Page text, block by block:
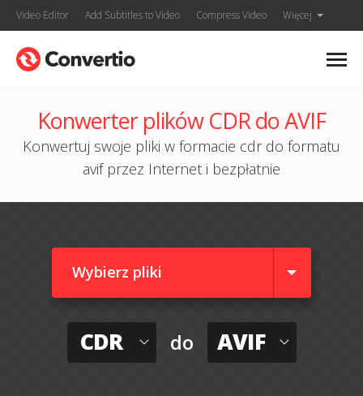
Video Editor Add Subtitles to Video Compress Video Więcej
Konwerter plików CDR do AVIF
Konwertuj swoje pliki w formacie cdr do formatu
avif przez Internet i bezpłatnie
Wybierz pliki
CDR do AVIF